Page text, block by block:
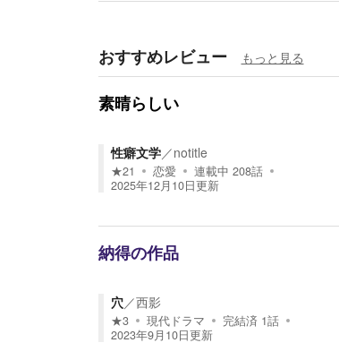
おすすめレビュー もっと見る
素晴らしい
性癖文学／notitle
★21 恋愛 連載中 208話
2025年12月10日更新
納得の作品
穴／西影
★3 現代ドラマ 完結済 1話
2023年9月10日更新